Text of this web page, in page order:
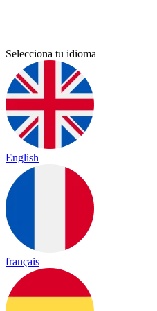
Selecciona tu idioma
English
français